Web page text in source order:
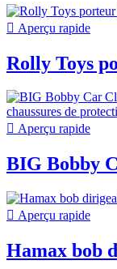
 Aperçu rapide
Rolly Toys
 Aperçu rapide
BIG Bobby
 Aperçu rapide
Hamax bob